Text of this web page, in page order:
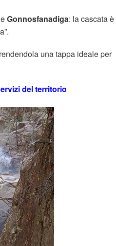
Gonnosfanadiga: la cascata è
una tappa ideale per
del territorio